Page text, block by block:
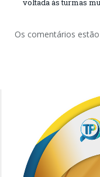
voltada às turmas
Os comentários